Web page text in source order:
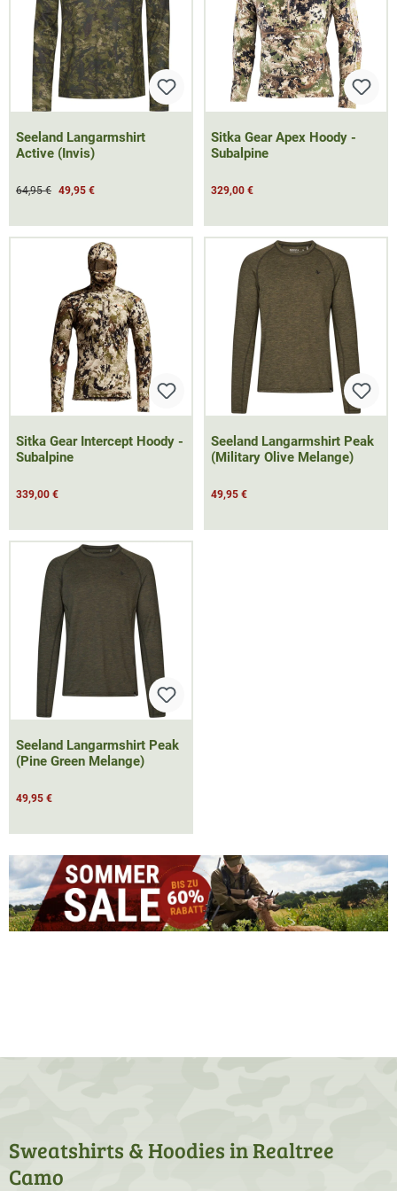
Seeland Langarmshirt
Active (Invis)
64,95 € 49,95 €
Sitka Gear Apex Hoody -
Subalpine
329,00 €
Sitka Gear Intercept Hoody -
Subalpine
339,00 €
Seeland Langarmshirt Peak
(Military Olive Melange)
49,95 €
Seeland Langarmshirt Peak
(Pine Green Melange)
49,95 €
Sweatshirts & Hoodies in Realtree
Camo